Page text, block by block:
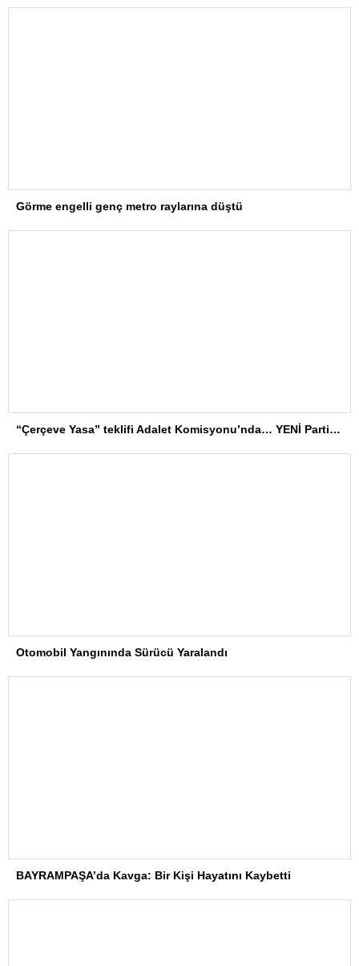
Görme engelli genç metro raylarına düştü
“Çerçeve Yasa” teklifi Adalet Komisyonu’nda… YENİ Partili Tanrıkulu: Bir insana ‘Silahını bırak, ülkene dön, siyasal ve toplumsal hayata katıl’ diyorsanız, o insan kapıdan içeri girdiğinde başına ne geleceğini bilmelidir
Otomobil Yangınında Sürücü Yaralandı
BAYRAMPAŞA’da Kavga: Bir Kişi Hayatını Kaybetti